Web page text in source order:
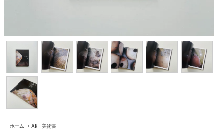
ホーム > ART 美術書